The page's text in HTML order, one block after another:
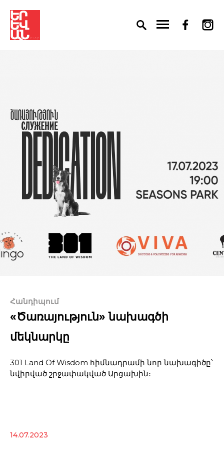
Հանդիպում
«Ծառայություն» նախագծի
մեկնարկը
301 Land Of Wisdom հիմնադրամի նոր նախագիծը՝
նվիրված շրջափակված Արցախին։
14.07.2023